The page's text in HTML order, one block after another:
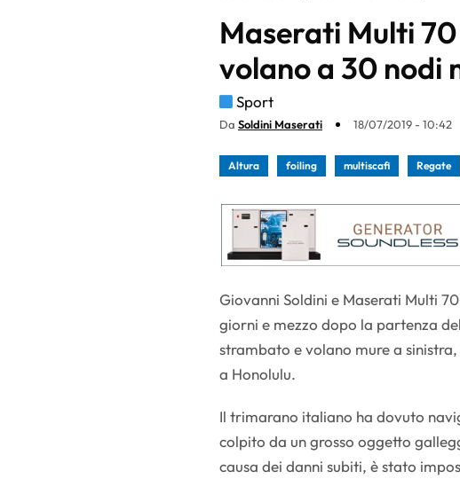
Maserati Multi
volano a 30 nodi
Sport
Da Soldini Maserati 18/07/2019 - 10:42
Altura foiling multiscafi Regate
Giovanni Soldini e Maserati Multi
giorni e mezzo dopo la partenza
strambato e volano mure a
a Honolulu.
Il trimarano italiano ha dovuto
colpito da un grosso oggetto
causa dei danni subiti, è stato